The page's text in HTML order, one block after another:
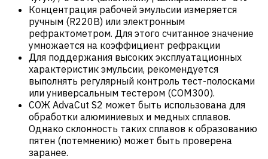
Концентрация рабочей эмульсии измеряется
ручным (R220B) или электронным
рефрактометром. Для этого считанное значение
умножается на коэффициент рефракции
Для поддержания высоких эксплуатационных
характеристик эмульсии, рекомендуется
выполнять регулярный контроль тест-полосками
или универсальным тестером (COM300).
СОЖ AdvaCut S2 может быть использована для
обработки алюминиевых и медных сплавов.
Однако склонность таких сплавов к образованию
пятен (потемнению) может быть проверена
заранее.